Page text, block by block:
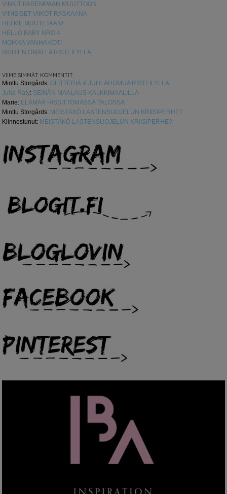
VINKIT PAREMPAAN MUUTTOON
VIIMEISET VIIKOT RASKAANA
HEI ME MUUTETAAN!
HELLO BABY NRO 4
MOIKKA VANHA KOTI
SKIDIEN OMALLA RISTEILYLLÄ
VIIMEISIMMÄT KOMMENTIT
Minttu Storgårds: GLITTERIÄ & JUHLAHUMUA RISTEILYLLÄ
Juha Räty: SEINÄN MAALAUS KALKKIMAALILLA
Marie: ELÄMÄÄ HISSITTÖMÄSSÄ TALOSSA
Minttu Storgårds: MEISTÄKÖ LASTENSUOJELUN KRIISIPERHE?
Kiinnostunut: MEISTÄKÖ LASTENSUOJELUN KRIISIPERHE?